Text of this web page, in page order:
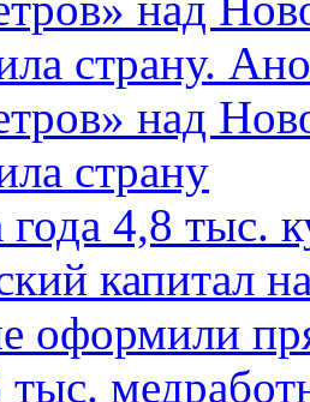
страну.
над
страну
года 4,8 тыс.
капитал
оформили
тыс.